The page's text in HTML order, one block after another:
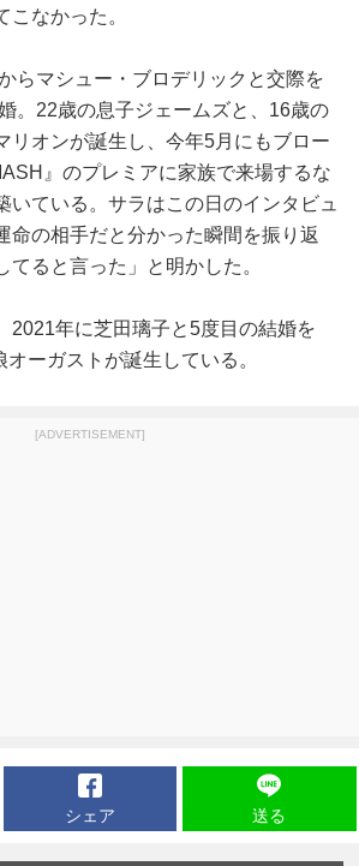
こなかった。
らマシュー・ブロデリックと交際を
。22歳の息子ジェームズと、16歳の
リオンが誕生し、今年5月にもブロー
』のプレミアに家族で来場するな
いている。サラはこの日のインタビュ
命の相手だと分かった瞬間を振り返
てると言った」と明かした。
年に芝田璃子と5度目の結婚を
ーガストが誕生している。
[ADVERTISEMENT]
シェア 送る